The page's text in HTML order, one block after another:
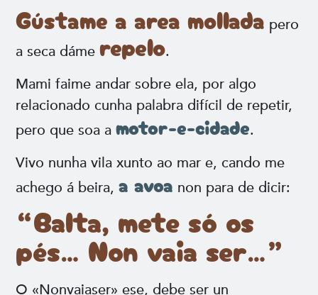
Gústame a area mollada pero
a seca dámerepelo.
Mami faime andar sobre ela, por algo
relacionado cunha palabra difícil de repetir,
pero que soa amotor-e-cidade.
Vivo nunha vila xunto ao mar e, cando me
achego á beira,a avoa non para de dicir:
“Balta, mete só os
pés… Non vaia ser…”
O «Nonvaiaser» ese, debe ser un